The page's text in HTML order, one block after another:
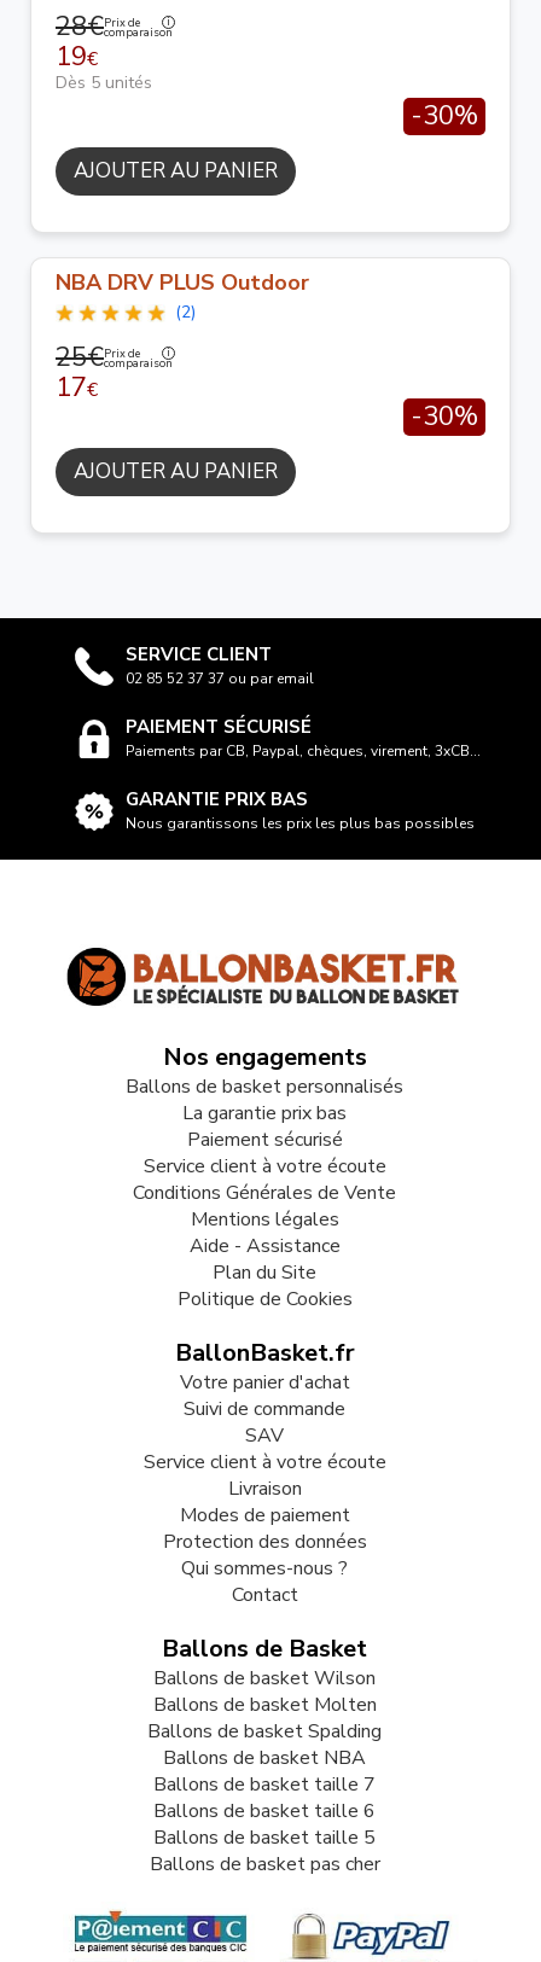
28€Prix de
comparaison
19€
Dès 5 unités
-30%
AJOUTER AU PANIER
NBA DRV PLUS Outdoor
(2)
25€Prix de
comparaison
17€
-30%
AJOUTER AU PANIER
SERVICE CLIENT
02 85 52 37 37 ou par email
PAIEMENT SÉCURISÉ
Paiements par CB, Paypal, chèques, virement, 3xCB...
GARANTIE PRIX BAS
Nous garantissons les prix les plus bas possibles
Nos engagements
Ballons de basket personnalisés
La garantie prix bas
Paiement sécurisé
Service client à votre écoute
Conditions Générales de Vente
Mentions légales
Aide - Assistance
Plan du Site
Politique de Cookies
BallonBasket.fr
Votre panier d'achat
Suivi de commande
SAV
Service client à votre écoute
Livraison
Modes de paiement
Protection des données
Qui sommes-nous ?
Contact
Ballons de Basket
Ballons de basket Wilson
Ballons de basket Molten
Ballons de basket Spalding
Ballons de basket NBA
Ballons de basket taille 7
Ballons de basket taille 6
Ballons de basket taille 5
Ballons de basket pas cher